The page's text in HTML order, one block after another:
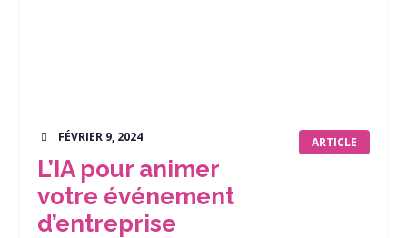
ARTICLE
FÉVRIER 9, 2024
L’IA pour animer
votre événement
d’entreprise